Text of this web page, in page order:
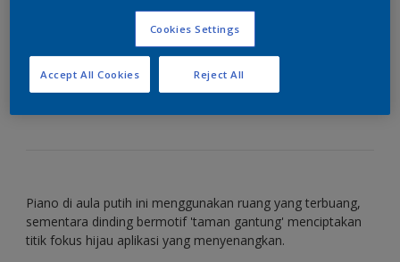
pada serambi
Hadirkan suasana di luar ruangan ke dalam dengan
taman gantung yang rimbun.
Piano di aula putih ini menggunakan ruang yang terbuang,
sementara dinding bermotif 'taman gantung' menciptakan
titik fokus hijau aplikasi yang menyenangkan.
Cookies Settings
Reject All
Accept All Cookies